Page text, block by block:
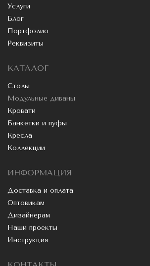
Услуги
Блог
Портфолио
Реквизиты
КАТАЛОГ
Столы
Модульные диваны
Кровати
Банкетки и пуфы
Кресла
Коллекции
ИНФОРМАЦИЯ
Доставка и оплата
Оптовикам
Дизайнерам
Наши проекты
Инструкция